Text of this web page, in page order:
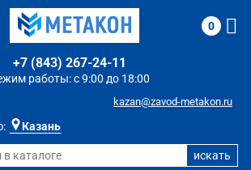
Казань
работы: с 9:00 до 18:00
+7 (843) 267-24-11
kazan@zavod-metakon.ru
0